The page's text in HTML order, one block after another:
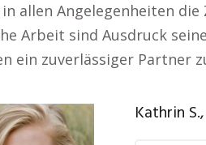
allen Angelegenheiten
Arbeit sind Ausdruck
ein zuverlässiger Partner
Kathrin